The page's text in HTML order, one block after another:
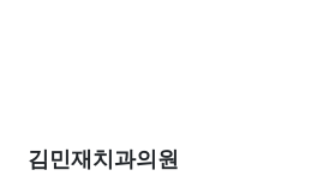
김민재치과의원